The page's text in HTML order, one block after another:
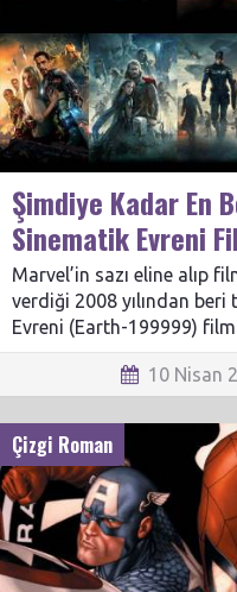
Şimdiye Kadar En
Sinematik Evreni
Marvel’in sazı eline alıp
verdiği 2008 yılından
Evreni (Earth-199999)
10 Nisan
Çizgi Roman